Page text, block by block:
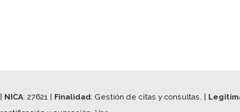
NICA: 27621| Finalidad: Gestión de citas y consultas. |